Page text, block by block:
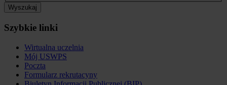
Wyszukaj
Szybkie linki
Wirtualna uczelnia
Mój USWPS
Poczta
Formularz rekrutacyny